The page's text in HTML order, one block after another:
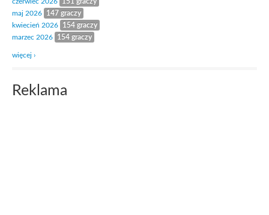
maj 2026
147 graczy
kwiecień 2026
154 graczy
marzec 2026
154 graczy
więcej ›
Reklama